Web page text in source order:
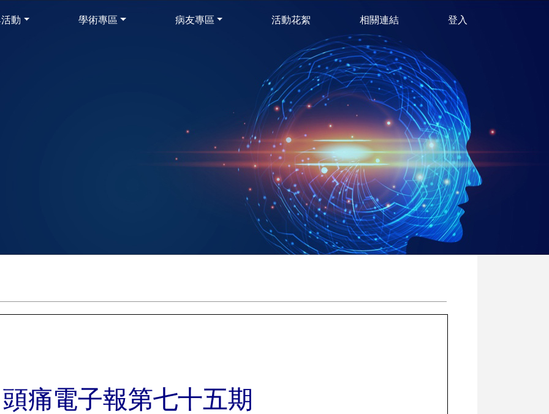
動 學術專區 病友專區 活動花絮 相關連結 登入